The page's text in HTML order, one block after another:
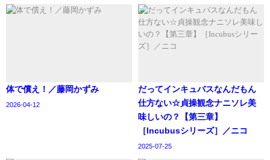
体で償え！／藤岡かずみ
2026-04-12
‪だってインキュバスなんだもん
仕方ない☆貞操観念ナニソレ美
味しいの？【第三章】
［Incubusシリーズ］／ニコ
2025-07-25